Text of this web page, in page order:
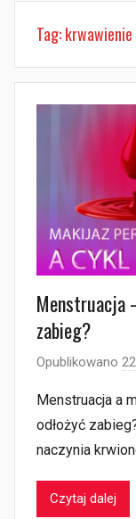
Tag:
Menstruacja
zabieg?
Opublikowano
Menstruacja a
odłożyć
naczynia
Czytaj dalej